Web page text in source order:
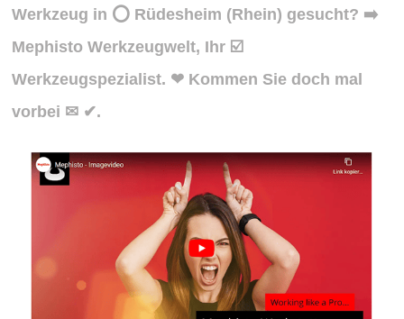
Werkzeug in ⭕ Rüdesheim (Rhein) gesucht? ➡️
Mephisto Werkzeugwelt, Ihr ☑️
Werkzeugspezialist. ❤ Kommen Sie doch mal
vorbei ✉ ✔.